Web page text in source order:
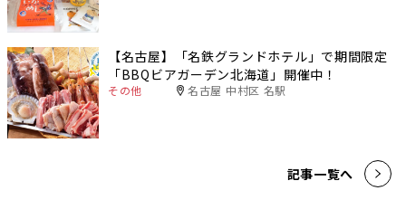
【名古屋】「名鉄グランドホテル」で期間限定
「BBQビアガーデン北海道」開催中！
その他 名古屋 中村区 名駅
記事一覧へ